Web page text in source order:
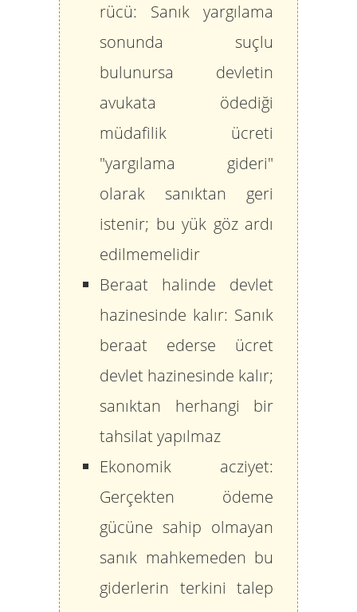
rücü: Sanık yargılama
sonunda suçlu
bulunursa devletin
avukata ödediği
müdafilik ücreti
"yargılama gideri"
olarak sanıktan geri
istenir; bu yük göz ardı
edilmemelidir
Beraat halinde devlet
hazinesinde kalır: Sanık
beraat ederse ücret
devlet hazinesinde kalır;
sanıktan herhangi bir
tahsilat yapılmaz
Ekonomik acziyet:
Gerçekten ödeme
gücüne sahip olmayan
sanık mahkemeden bu
giderlerin terkini talep